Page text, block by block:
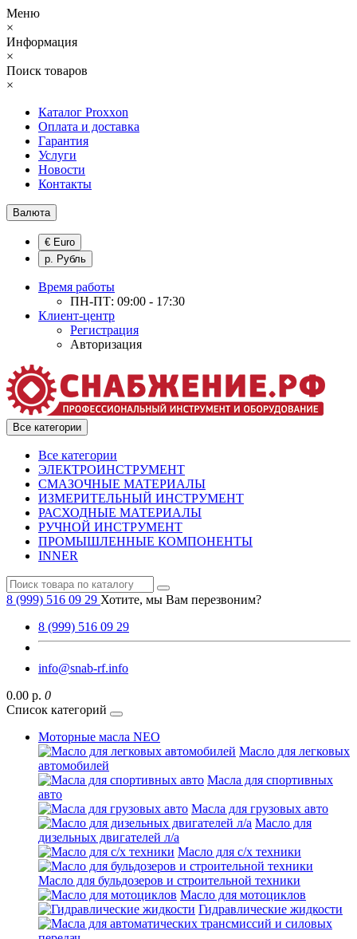
Меню
×
Информация
×
Поиск товаров
×
Каталог Proxxon
Оплата и доставка
Гарантия
Услуги
Новости
Контакты
Валюта
€ Euro
р. Рубль
Время работы
ПН-ПТ: 09:00 - 17:30
Клиент-центр
Регистрация
Авторизация
Все категории
Все категории
ЭЛЕКТРОИНСТРУМЕНТ
СМАЗОЧНЫЕ МАТЕРИАЛЫ
ИЗМЕРИТЕЛЬНЫЙ ИНСТРУМЕНТ
РАСХОДНЫЕ МАТЕРИАЛЫ
РУЧНОЙ ИНСТРУМЕНТ
ПРОМЫШЛЕННЫЕ КОМПОНЕНТЫ
INNER
8 (999) 516 09 29 Хотите, мы Вам перезвоним?
8 (999) 516 09 29
info@snab-rf.info
0.00 р. 0
Список категорий
Моторные масла NEO
Масло для легковых
автомобилей
Масла для спортивных
авто
Масла для грузовых авто
Масло для
дизельных двигателей л/а
Масло для с/х техники
Масло для бульдозеров и строительной техники
Масло для мотоциклов
Гидравлические жидкости